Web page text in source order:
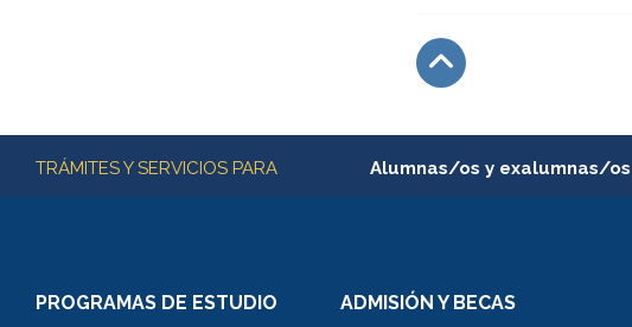
Más información
TRÁMITES Y SERVICIOS PARA Alumnas/os y exalumnas/os
Consulta y certificado de notas
PROGRAMAS DE ESTUDIO ADMISIÓN Y BECAS